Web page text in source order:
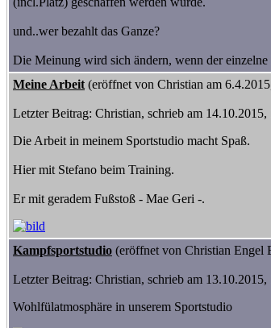
und..wer bezahlt das Ganze?
Die Meinung wird sich ändern, wenn der
Meine Arbeit (eröffnet von Christian am
Letzter Beitrag: Christian, schrieb am 14.10.2015,
Die Arbeit in meinem Sportstudio macht Spaß.
Hier mit Stefano beim Training.
Er mit geradem Fußstoß - Mae Geri -.
Kampfsportstudio (eröffnet von Christian Engel
Letzter Beitrag: Christian, schrieb am 13.10.2015,
Wohlfülatmosphäre in unserem Sportstudio